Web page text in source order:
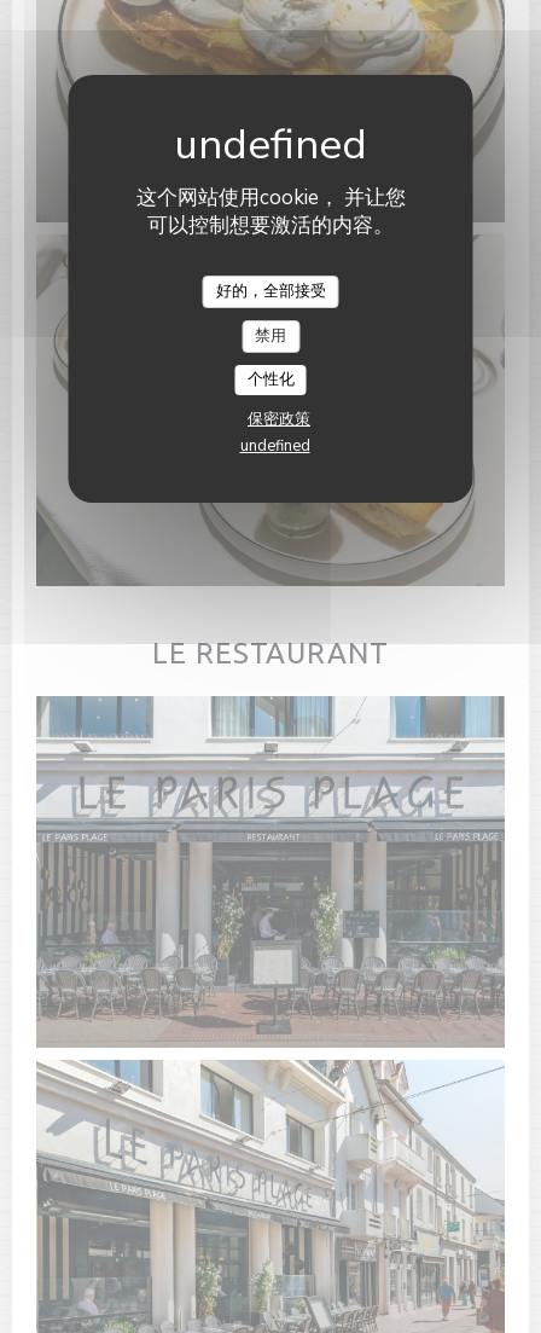
这个网站使用cookie， 并让您
可以控制想要激活的内容。
好的，全部接受
禁用
个性化
保密政策
undefined
LE RESTAURANT
Le Paris Plage